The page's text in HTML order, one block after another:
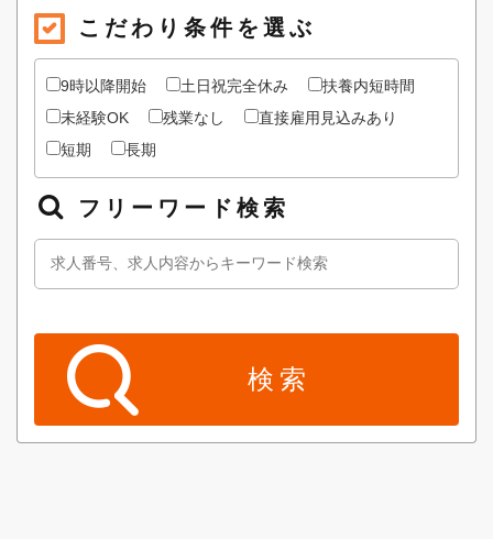
こだわり条件を選ぶ
9時以降開始 土日祝完全休み
扶養内短時間
未経験OK
残業なし
直接雇用見込みあり
短期
長期
フリーワード検索